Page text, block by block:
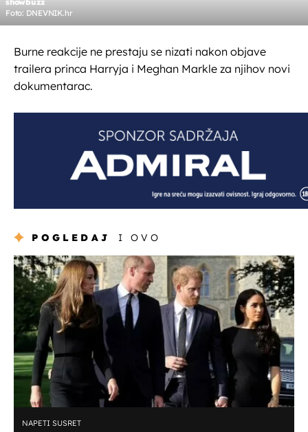
showbuzz
Foto: DNEVNIK.hr
Burne reakcije ne prestaju se nizati nakon objave
trailera princa Harryja i Meghan Markle za njihov novi
dokumentarac.
POGLEDAJ I OVO
NAPETI SUSRET